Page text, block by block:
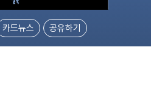
카드뉴스 공유하기